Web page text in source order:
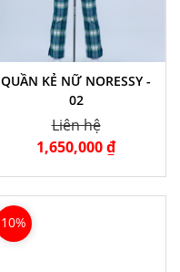
QUẦN KẺ NỮ NORESSY -
02
Liên hệ
1,650,000 ₫
10%